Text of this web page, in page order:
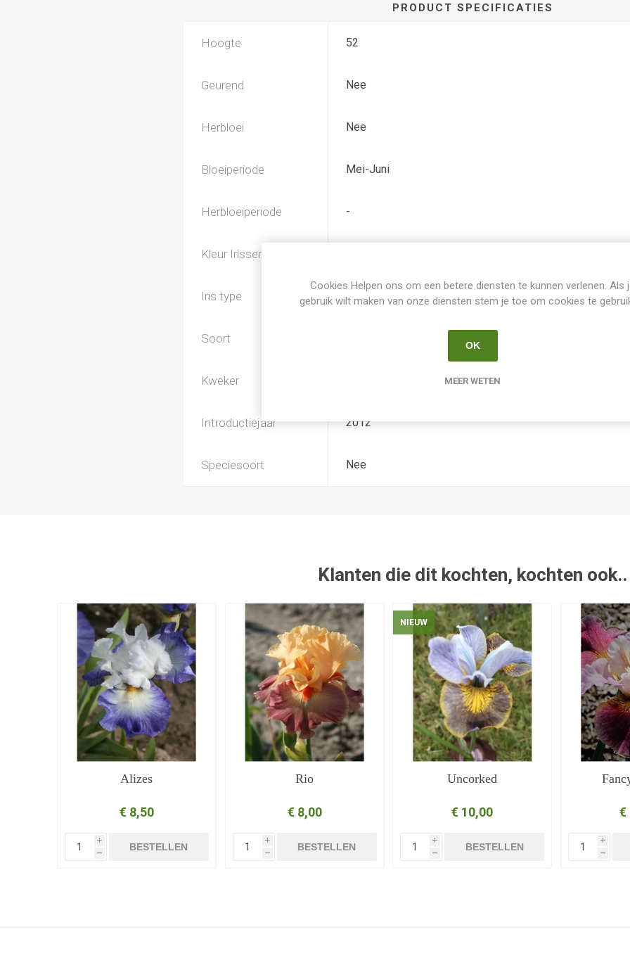
PRODUCT SPECIFICATIES
Hoogte 52
Geurend Nee
Herbloei Nee
Bloeiperiode Mei-Juni
Herbloeiperiode -
Kleur Irissen
Iris type SIB
Soort
Kweker
Introductiejaar 2012
Speciesoort Nee
Klanten die dit kochten, kochten ook..
Alizes
€ 8,50
i
h
BESTELLEN
Rio
€ 8,00
i
h
BESTELLEN
NIEUW
Uncorked
€ 10,00
i
h
BESTELLEN
€
i
h
Cookies Helpen ons om een betere diensten te kunnen verlenen. Als
gebruik wilt maken van onze diensten stem je toe om cookies te
OK
MEER WETEN